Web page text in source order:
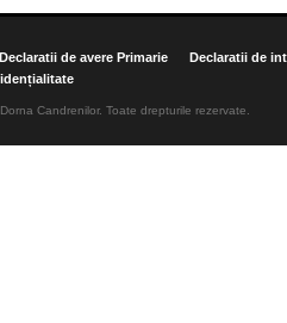
Declaratii de avere Primarie
Declaratii de
Candrenilor. Toate drepturile rezervate.